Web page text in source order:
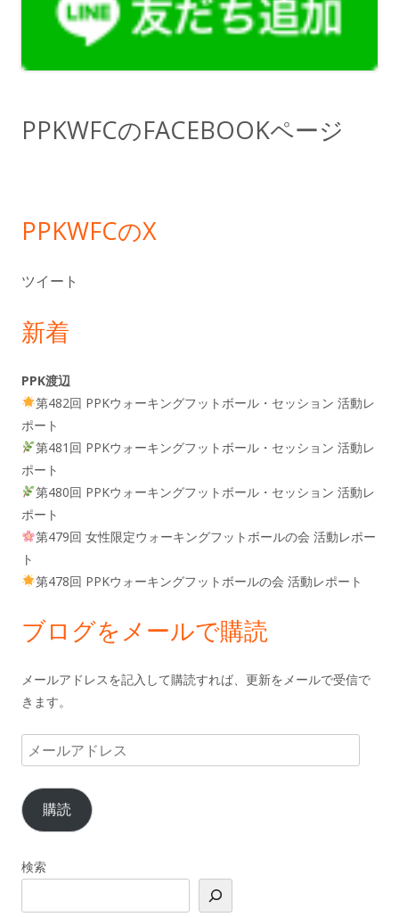
イ
ド
PPKWFCのFACEBOOKページ
PPKWFCのX
ツイート
新着
PPK渡辺
第482回 PPKウォーキングフットボール・セッション 活動レ
ポート
第481回 PPKウォーキングフットボール・セッション 活動レ
ポート
第480回 PPKウォーキングフットボール・セッション 活動レ
ポート
第479回 女性限定ウォーキングフットボールの会 活動レポー
ト
第478回 PPKウォーキングフットボールの会 活動レポート
ブログをメールで購読
メールアドレスを記入して購読すれば、更新をメールで受信で
きます。
ー
ル
ア
ド
ス
購読
検索